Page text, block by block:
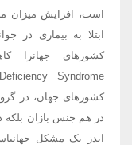
است، افزایش میزان
ابتلا به بیماری در
کشورهای جهان، در
در هم جنس بازان
ایدز یک مشکل